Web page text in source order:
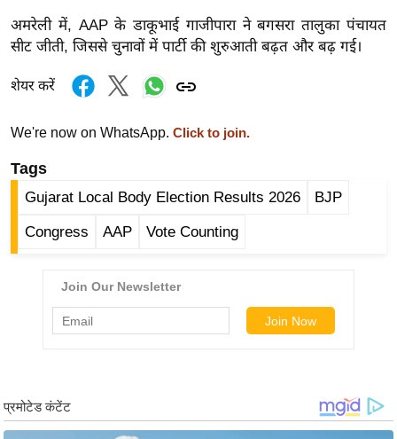
n
g
e
s
ला
इ
स्टा
ब्यू
टी
अमरेली में, AAP के डाकूभाई गाजीपारा ने बगसरा तालुका पंचायत
सीट जीती, जिससे चुनावों में पार्टी की शुरुआती बढ़त और बढ़ गई।
शेयर करें
We're now on WhatsApp. Click to join.
Tags
Gujarat Local Body Election Results 2026 BJP
Congress AAP Vote Counting